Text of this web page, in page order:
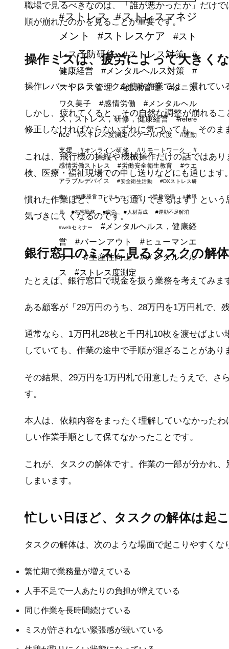
職場で見るべきなのは、「誰が悪かったか」だけ
順が崩れたのかを見ることが重要です。
操作ミスは、疲労によって大きく
操作レバーやスティックを使う作業では、慣れて
しかし、疲れてくると、その自然な調整が崩れる
修正しなければならないずれに気づいても、その
これは、飛行機の操縦や機械操作だけの話ではあ
検、医療・福祉現場での申し送りなどにも通じます
慣れた作業ほど、「いつも通りできるはず」とい
気づきにくくなるのです。
銀行窓口のミスに見るタスクの解体
たとえば、銀行窓口で現金を扱う業務を考えてみま
ある顧客が「29万円のうち、28万円を1万円札で、
通常なら、1万円札28枚と千円札10枚を渡せばよ
していても、作業の途中で手順が混ざることがあり
その結果、29万円を1万円札で用意したうえで、さ
す。
本人は、依頼内容をまったく理解していなかった
しい作業手順として保てなかったことです。
これが、タスクの解体です。作業の一部が分かれ
しまいます。
忙しい日ほど、タスクの解体は起
タスクの解体は、次のような場面で起こりやすくな
繁忙期で業務量が増えている
人手不足で一人あたりの負担が増えている
同じ作業を長時間続けている
ミスが許されない緊張感が続いている
#ストレス
#ストレスマネジ
メント
#ストレスケア
#スト
レス予防研修
#ストレス対策
#
健康経営
#メンタルヘルス対策
#
ストレス管理
#健康管理
#タニカ
ワ久美子
#感情労働
#メンタルヘル
ス，ストレス，研修，健康経営
#refere
nce
#ストレス度測定/スケール/尺度
#運動
支援
#オンライン研修 #リモートワーク #
感情労働ストレス #労働安全衛生教育 #ウエ
アラブルデバイス #安全衛生活動 #DXストレス研
修 #健康経営コンサルティング #労務管理 #教職
員 #在宅勤務 #疲労 #人材育成 #運動不足解消
#webセミナー
#メンタルヘルス，健康経
営
#バーンアウト
#ヒューマンエ
ラー
#生産性向上
#メンタルヘル
ス
#ストレス度測定